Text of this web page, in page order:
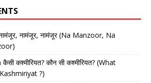
नामंजूर, नामंजूर (Na Manzoor, Na
कैसी कश्मीरियत? कौन सी कश्मीरियत? (What
?)